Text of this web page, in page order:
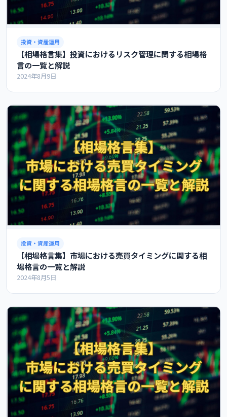
投資・資産運用
【相場格言集】投資におけるリスク管理に関する相場格
言の一覧と解説
2024年8月9日
投資・資産運用
【相場格言集】市場における売買タイミングに関する相
場格言の一覧と解説
2024年8月5日